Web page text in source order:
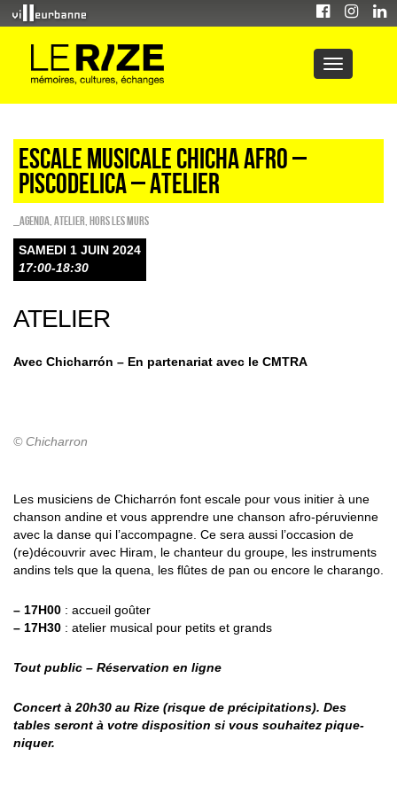
ESCALE MUSICALE CHICHA AFRO –
PISCODELICA – ATELIER
_Agenda Atelier HORS LES MURS
SAMEDI 1 JUIN 2024
17:00-18:30
ATELIER
Avec Chicharrón – En partenariat avec le CMTRA
© Chicharron
Les musiciens de Chicharrón font escale pour vous initier à une
chanson andine et vous apprendre une chanson afro-péruvienne
avec la danse qui l’accompagne. Ce sera aussi l’occasion de
(re)découvrir avec Hiram, le chanteur du groupe, les instruments
andins tels que la quena, les flûtes de pan ou encore le charango.
– 17H00 : accueil goûter
– 17H30 : atelier musical pour petits et grands
Tout public – Réservation en ligne
Concert à 20h30 au Rize (risque de précipitations). Des
tables seront à votre disposition si vous souhaitez pique-
niquer.